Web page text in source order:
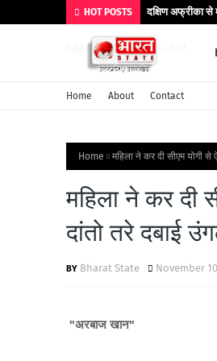
HOT POSTS दक्षिण अफ्रीका से
Home About Contact
Home महिला ने कर दी सीएम योगी से
महिला ने कर दी
दांतो तरे दबाई
Bharat State November
"अरबाज खान"